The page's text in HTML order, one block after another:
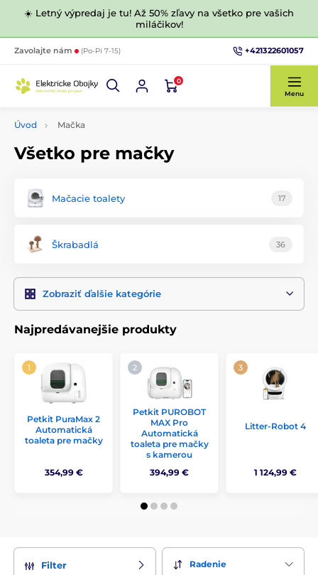
☀️ Letný výpredaj je tu! Až 50% zľavy na všetko pre vašich
miláčikov!
Zavolajte nám (Po-Pi 7-15) +421322601057
0
Menu
Úvod Mačka
Všetko pre mačky
Mačacie toalety 17
Škrabadlá 36
Zobraziť ďalšie kategórie
Najpredávanejšie produkty
Petkit PuraMax 2
Automatická
toaleta pre mačky
354,99 €
Petkit PUROBOT
MAX Pro
Automatická
toaleta pre mačky
s kamerou
394,99 €
Litter-Robot 4
1 124,99 €
Filter Radenie